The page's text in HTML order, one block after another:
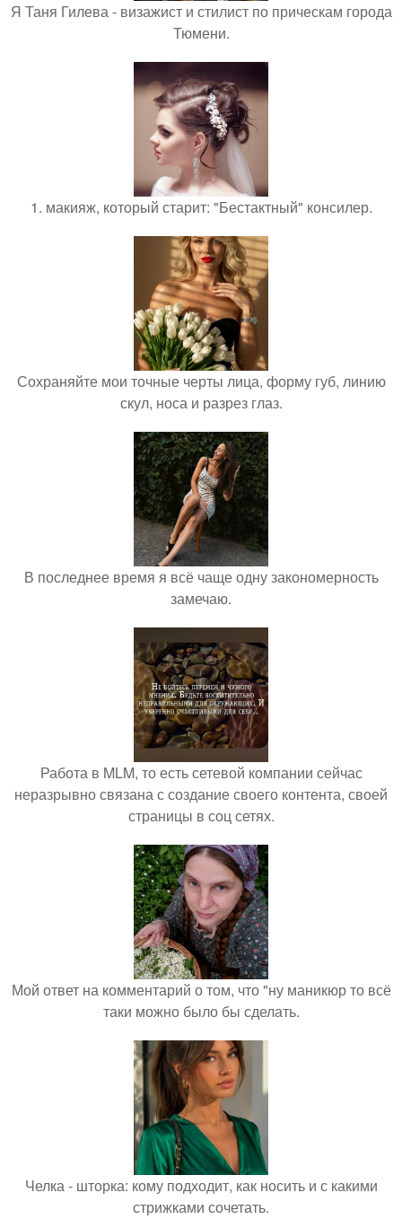
Я Таня Гилева - визажист и стилист по прическам города
Тюмени.
1. макияж, который старит: "Бестактный" консилер.
Сохраняйте мои точные черты лица, форму губ, линию
скул, носа и разрез глаз.
В последнее время я всё чаще одну закономерность
замечаю.
Работа в MLM, то есть сетевой компании сейчас
неразрывно связана с создание своего контента, своей
страницы в соц сетях.
Мой ответ на комментарий о том, что "ну маникюр то всё
таки можно было бы сделать.
Челка - шторка: кому подходит, как носить и с какими
стрижками сочетать.